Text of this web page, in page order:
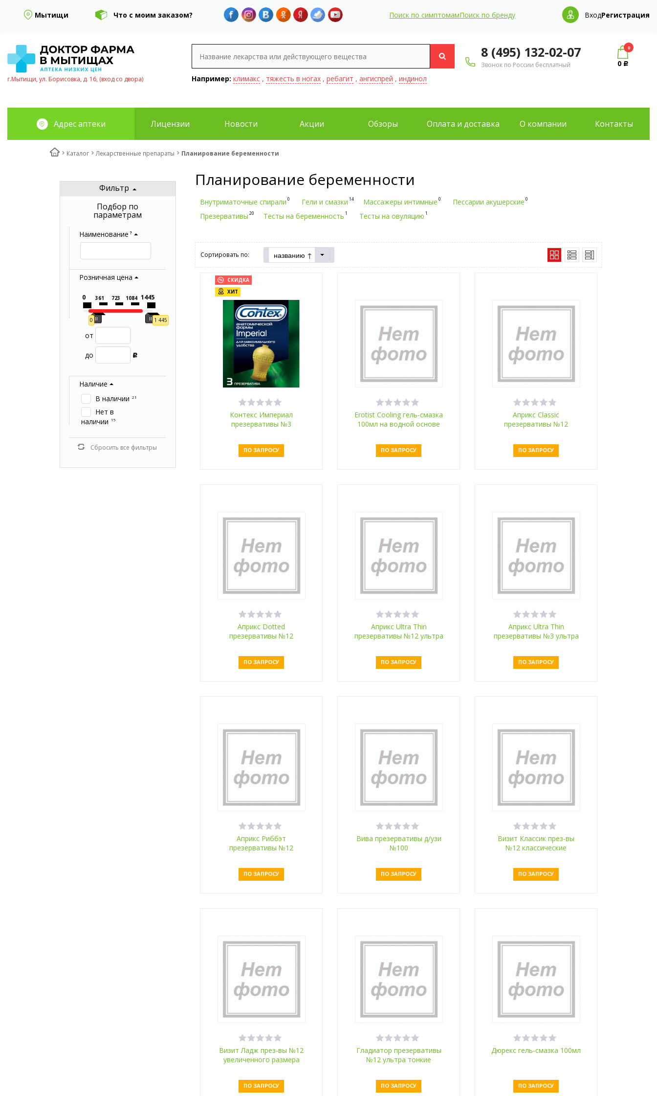
Мытищи Что с моим заказом? Поиск по симптомамПоиск по бренду ВходРегистрация
г.Мытищи, ул. Борисовка, д. 16, (вход со двора) Например: климакс, тяжесть в ногах, ребагит , ангиспрей , индинол
8 (495) 132-02-07
Звонок по России бесплатный
0
0 Р
Адрес аптеки Лицензии Новости Акции Обзоры Оплата и доставка О компании Контакты
Каталог Лекарственные препараты Планирование беременности
Фильтр
Подбор по
параметрам
Наименование ?
Розничная цена
0 1 445
0 361 723 1084 1445
от
до Р
Наличие
В наличии 21
Нет в
наличии
15
Сбросить все фильтры
Планирование беременности
Внутриматочные спирали 0 Гели и смазки 14 Массажеры интимные 0 Пессарии акушерские 0
Презервативы 20 Тесты на беременность 1 Тесты на овуляцию 1
Сортировать по: названию ↑
СКИДКА
ХИТ
Контекс Империал
презервативы №3
ПО ЗАПРОСУ
Erotist Cooling гель-смазка
100мл на водной основе
ПО ЗАПРОСУ
Априкс Classic
презервативы №12
ПО ЗАПРОСУ
Априкс Dotted
презервативы №12
ПО ЗАПРОСУ
Априкс Ultra Thin
презервативы №12 ультра
ПО ЗАПРОСУ
Априкс Ultra Thin
презервативы №3 ультра
ПО ЗАПРОСУ
Априкс Риббэт
презервативы №12
ПО ЗАПРОСУ
Вива презервативы д/узи
№100
ПО ЗАПРОСУ
Визит Классик през-вы
№12 классические
ПО ЗАПРОСУ
Визит Ладж през-вы №12
увеличенного размера
ПО ЗАПРОСУ
Гладиатор презервативы
№12 ультра тонкие
ПО ЗАПРОСУ
Дюрекс гель-смазка 100мл
ПО ЗАПРОСУ